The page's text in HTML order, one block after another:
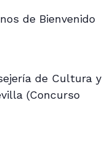
de Bienvenido
de Cultura y
(Concurso